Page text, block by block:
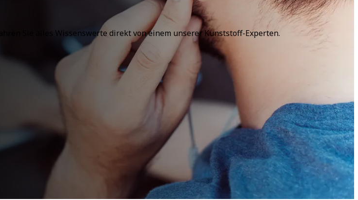
Sie alles Wissenswerte direkt von einem unserer Kunststoff-Experten.